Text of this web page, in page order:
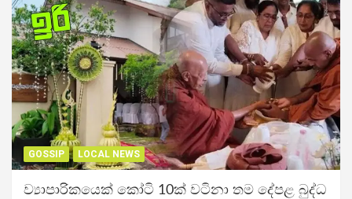
GOSSIP LOCAL NEWS
ව්‍යාපාරිකයෙක් කෝටි 10ක් වටිනා තම දේපළ බුද්ධ